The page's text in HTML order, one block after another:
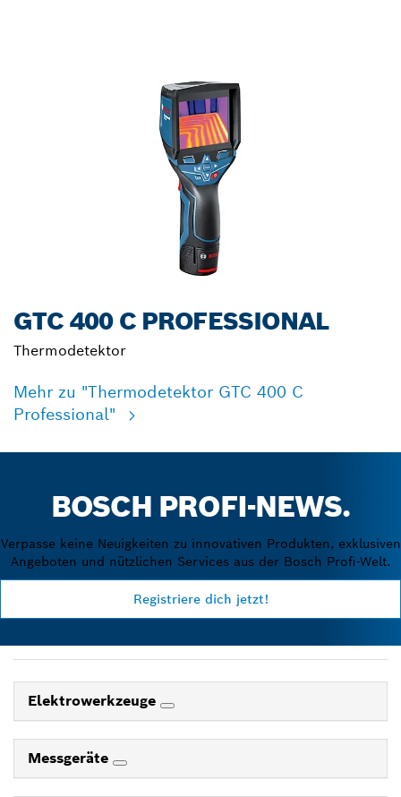
GTC 400 C PROFESSIONAL
Thermodetektor
Mehr zu "Thermodetektor GTC 400 C
Professional"
BOSCH PROFI-NEWS.
Verpasse keine Neuigkeiten zu innovativen Produkten, exklusiven
Angeboten und nützlichen Services aus der Bosch Profi-Welt.
Registriere dich jetzt!
Elektrowerkzeuge
Messgeräte